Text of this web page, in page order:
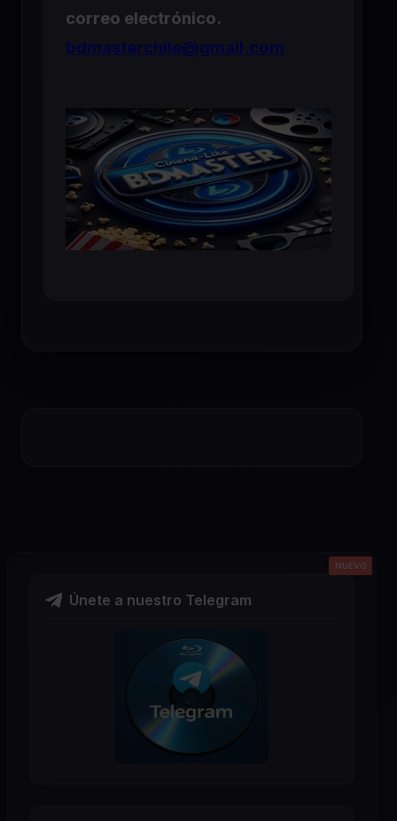
correo electrónico.
bdmasterchile@gmail.com
Únete a nuestro Telegram
NUEVO
NUEVO
NUEVO
NUEVO
NUEVO